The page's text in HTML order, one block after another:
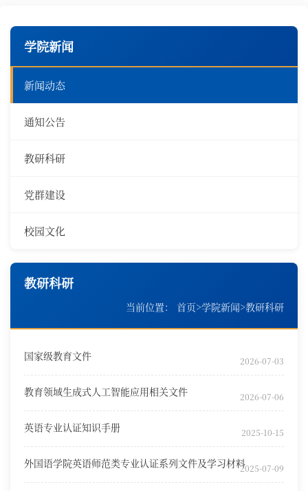
学院新闻
新闻动态
通知公告
教研科研
党群建设
校园文化
教研科研
当前位置： 首页>学院新闻>教研科研
国家级教育文件 2026-07-03
教育领域生成式人工智能应用相关文件 2026-07-06
英语专业认证知识手册 2025-10-15
外国语学院英语师范类专业认证系列文件及学习材料2025-07-09